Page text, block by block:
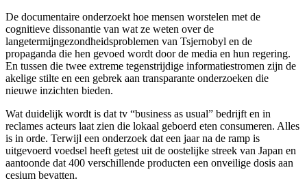
De documentaire onderzoekt hoe mensen worstelen met de
cognitieve dissonantie van wat ze weten over de
langetermijngezondheidsproblemen van Tsjernobyl en de
propaganda die hen gevoed wordt door de media en hun regering.
En tussen die twee extreme tegenstrijdige informatiestromen zijn de
akelige stilte en een gebrek aan transparante onderzoeken die
nieuwe inzichten bieden.
Wat duidelijk wordt is dat tv “business as usual” bedrijft en in
reclames acteurs laat zien die lokaal geboerd eten consumeren. Alles
is in orde. Terwijl een onderzoek dat een jaar na de ramp is
uitgevoerd voedsel heeft getest uit de oostelijke streek van Japan en
aantoonde dat 400 verschillende producten een onveilige dosis aan
cesium bevatten.